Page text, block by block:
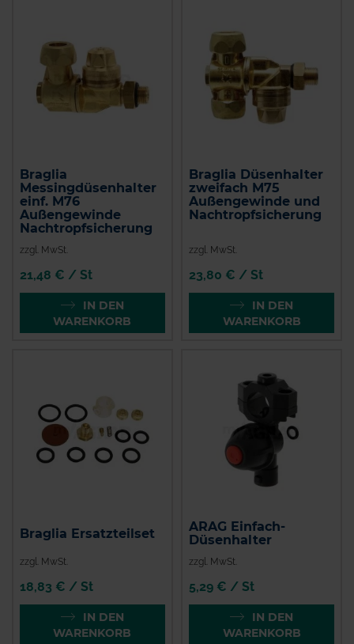
Braglia
Messingdüsenhalter
einf. M76
Außengewinde
Nachtropfsicherung
zzgl. MwSt.
21,48 € / St
IN DEN
WARENKORB
Braglia Düsenhalter
zweifach M75
Außengewinde und
Nachtropfsicherung
zzgl. MwSt.
23,80 € / St
IN DEN
WARENKORB
Braglia Ersatzteilset
zzgl. MwSt.
18,83 € / St
IN DEN
WARENKORB
ARAG Einfach-
Düsenhalter
zzgl. MwSt.
5,29 € / St
IN DEN
WARENKORB